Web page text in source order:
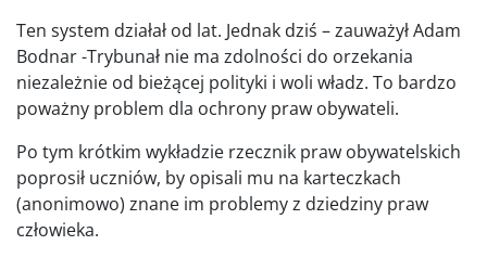
Ten system działał od lat. Jednak dziś – zauważył Adam
Bodnar -Trybunał nie ma zdolności do orzekania
niezależnie od bieżącej polityki i woli władz. To bardzo
poważny problem dla ochrony praw obywateli.
Po tym krótkim wykładzie rzecznik praw obywatelskich
poprosił uczniów, by opisali mu na karteczkach
(anonimowo) znane im problemy z dziedziny praw
człowieka.